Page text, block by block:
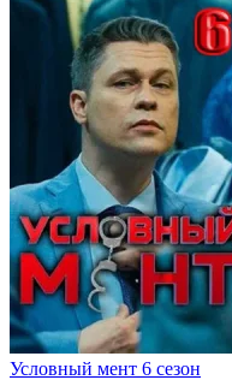
Условный мент 6 сезон